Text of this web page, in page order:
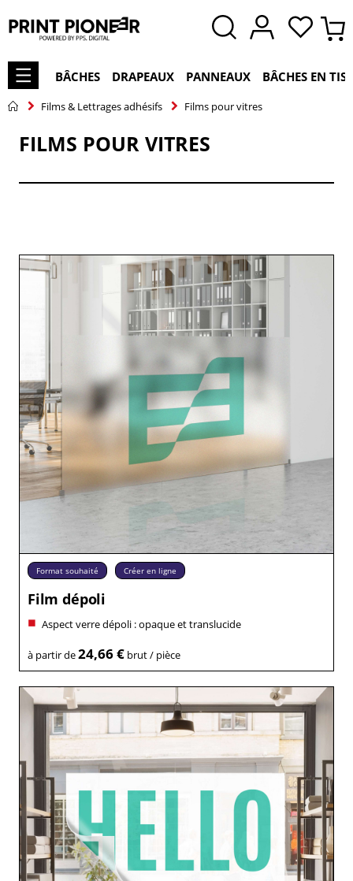
BÂCHES DRAPEAUX PANNEAUX BÂCHES EN
Films & Lettrages adhésifs Films pour vitres
FILMS POUR VITRES
Format souhaité Créer en ligne
Film dépoli
Aspect verre dépoli : opaque et translucide
à partir de24,66 €brut / pièce